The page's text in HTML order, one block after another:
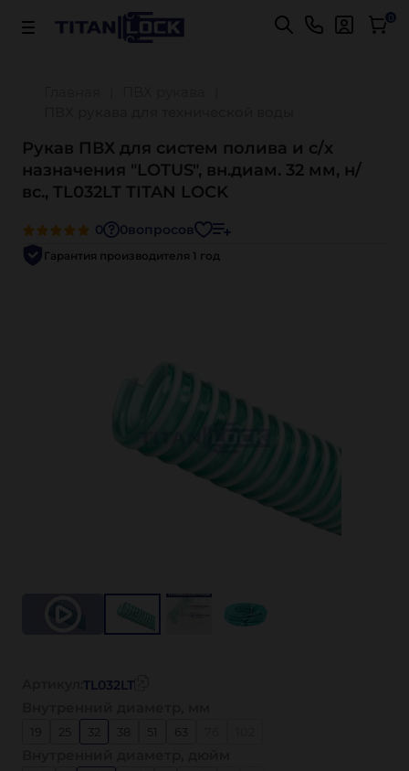
Важно! Для оплаты заказов Подробнее 0
Рукав ПВХ для систем полива и с/х
назначения "LOTUS", вн.диам. 32 мм, н/
вс., TL032LT TITAN LOCK
0 0вопросов
Гарантия производителя 1 год
TL032LT
32 38 63